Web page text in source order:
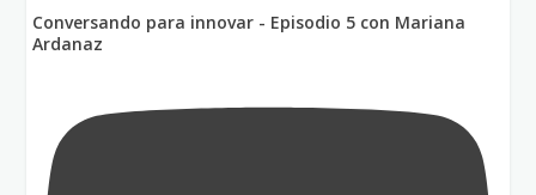
Conversando para innovar - Episodio 5 con Mariana
Ardanaz